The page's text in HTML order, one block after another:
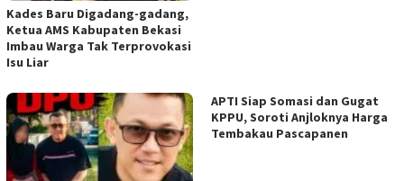
Kades Baru Digadang-gadang,
Ketua AMS Kabupaten Bekasi
Imbau Warga Tak Terprovokasi
Isu Liar
APTI Siap Somasi dan Gugat
KPPU, Soroti Anjloknya Harga
Tembakau Pascapanen